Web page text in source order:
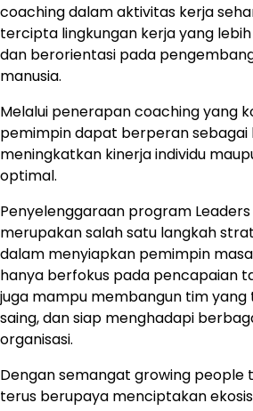
coaching dalam aktivitas kerja
tercipta lingkungan kerja yang
dan berorientasi pada
manusia.
Melalui penerapan coaching yang
pemimpin dapat berperan
meningkatkan kinerja individu
optimal.
Penyelenggaraan program Leaders
merupakan salah satu langkah
dalam menyiapkan pemimpin
hanya berfokus pada pencapaian
juga mampu membangun tim yang
saing, dan siap menghadapi
organisasi.
Dengan semangat growing people
terus berupaya menciptakan